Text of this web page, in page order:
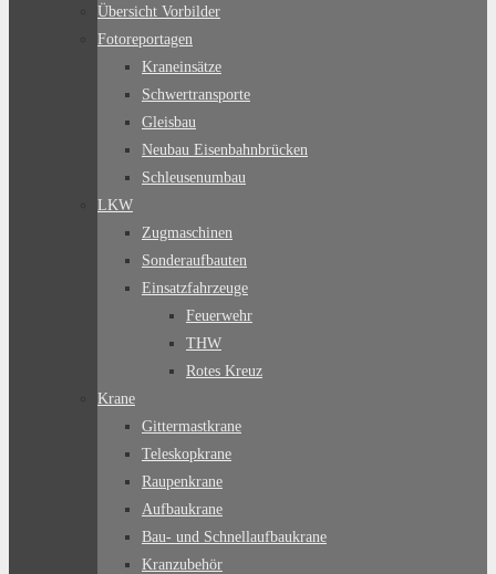
Übersicht Vorbilder
Fotoreportagen
Kraneinsätze
Schwertransporte
Gleisbau
Neubau Eisenbahnbrücken
Schleusenumbau
LKW
Zugmaschinen
Sonderaufbauten
Einsatzfahrzeuge
Feuerwehr
THW
Rotes Kreuz
Krane
Gittermastkrane
Teleskopkrane
Raupenkrane
Aufbaukrane
Bau- und Schnellaufbaukrane
Kranzubehör